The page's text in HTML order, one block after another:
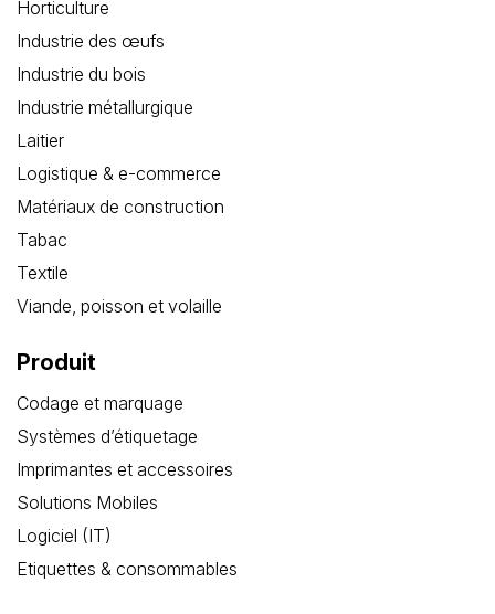
Horticulture
Industrie des œufs
Industrie du bois
Industrie métallurgique
Laitier
Logistique & e-commerce
Matériaux de construction
Tabac
Textile
Viande, poisson et volaille
Produit
Codage et marquage
Systèmes d’étiquetage
Imprimantes et accessoires
Solutions Mobiles
Logiciel (IT)
Etiquettes & consommables